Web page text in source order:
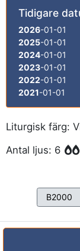
Tidigare
2026-01-01
2025-01-01
2024-01-01
2023-01-01
2022-01-01
2021-01-01
Liturgisk färg:
Antal ljus: 6